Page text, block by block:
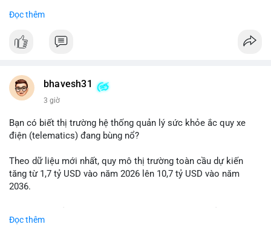
giá hơn 6.47 triệu USD, cho thấy dấu hiệu chuyển tiền quy mô
thanh khoản hoặc bán, hoặc chuyển sang ví lạnh nhằm tích lũy
dài hạn. Việc giao dịch chưa được xác nhận tạo tâm lý thận
cung ngắn hạn. Nếu BTC vào ví nóng sàn, khả năng cao là
động thái chốt lời; ngược lại, nếu vào ví mới không hoạt động,
Lời khuyên: Nhà đầu tư nhỏ lẻ nên quan sát thêm 2-4 giờ sau
khi giao dịch được xác nhận, tránh hành động theo cảm xúc.
ưu tiên quản trị rủi ro trong giai đoạn biến động mạnh.
Đọc thêm
bhavesh31
3 giờ
Bạn có biết thị trường hệ thống quản lý sức khỏe ắc quy xe
điện (telematics) đang bùng nổ?
Theo dữ liệu mới nhất, quy mô thị trường toàn cầu dự kiến
tăng từ 1,7 tỷ USD vào năm 2026 lên 10,7 tỷ USD vào năm
2036.
hàng năm (CAGR) ấn tượng lên tới 20,2%.
Đọc thêm